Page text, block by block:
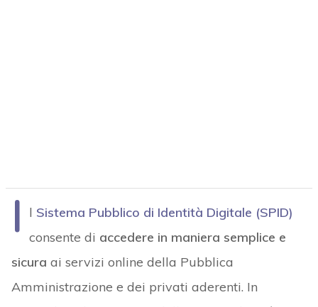
I l Sistema Pubblico di Identità Digitale (SPID)
consente di accedere in maniera semplice e
sicura ai servizi online della Pubblica
Amministrazione e dei privati aderenti. In